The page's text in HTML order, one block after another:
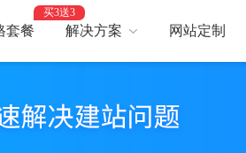
套餐
买3送3
解决方案
智能建站，高效优化 助力品牌出海
网站定制